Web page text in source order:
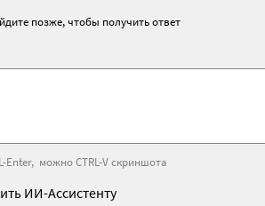
позже, чтобы получить ответ
Enter, можно CTRL-V скриншота
ИИ-Ассистенту